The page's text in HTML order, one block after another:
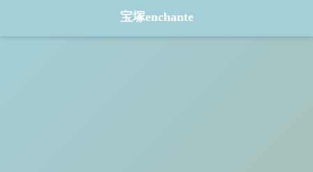
宝塚enchante